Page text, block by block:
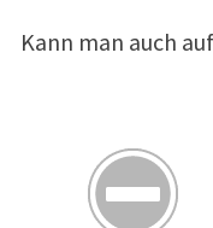
Kann man auch